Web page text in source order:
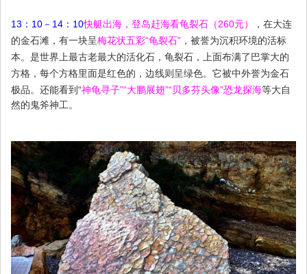
13：10－14：10快艇出海，登岛赶海看龟裂石（260元） ， 在大连
的金石滩，有一块呈梅花状五彩“龟裂石” ，被誉为沉积环境的活标
本。是世界上最古老最大的活化石，龟裂石，上面布满了巴掌大的
方格，每个方格里面是红色的，边线则呈绿色。它被中外誉为金石
极品。 还能看到“神龟寻子”“大鹏展翅”“贝多芬头像”恐龙探海等大自
然的鬼斧神工。